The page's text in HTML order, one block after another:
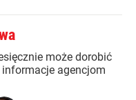
może dorobić
agencjom